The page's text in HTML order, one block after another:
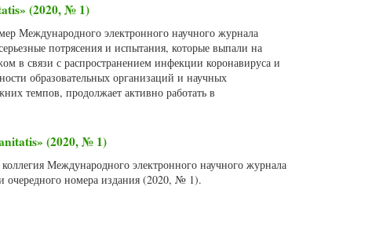
(2020, № 1)
Международного электронного научного журнала
потрясения и испытания, которые выпали на
в связи с распространением инфекции коронавируса и
образовательных организаций и научных
темпов, продолжает активно работать в
(2020, № 1)
Международного электронного научного журнала
номера издания (2020, № 1).